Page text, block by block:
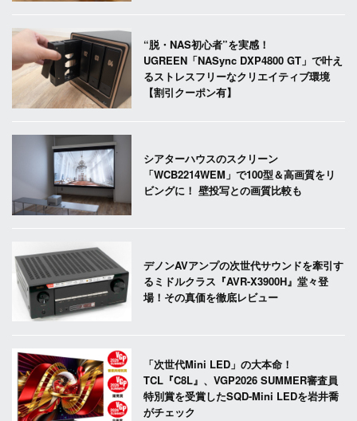
“脱・NAS初心者”を実感！
UGREEN「NASync DXP4800 GT」で叶え
るストレスフリーなクリエイティブ環境
【割引クーポン有】
シアターハウスのスクリーン
「WCB2214WEM」で100型＆高画質をリ
ビングに！ 壁投写との画質比較も
デノンAVアンプの次世代サウンドを牽引す
るミドルクラス『AVR-X3900H』堂々登
場！その真価を徹底レビュー
「次世代Mini LED」の大本命！
TCL『C8L』、VGP2026 SUMMER審査員
特別賞を受賞したSQD-Mini LEDを岩井喬
がチェック